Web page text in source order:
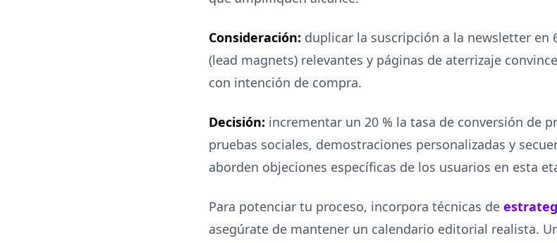
Consideración: duplicar la suscripción a la newsletter en
(lead magnets) relevantes y páginas de aterrizaje
con intención de compra.
Decisión: incrementar un 20 % la tasa de conversión de
pruebas sociales, demostraciones personalizadas y
aborden objeciones específicas de los usuarios en esta
Para potenciar tu proceso, incorpora técnicas de
asegúrate de mantener un calendario editorial realista.